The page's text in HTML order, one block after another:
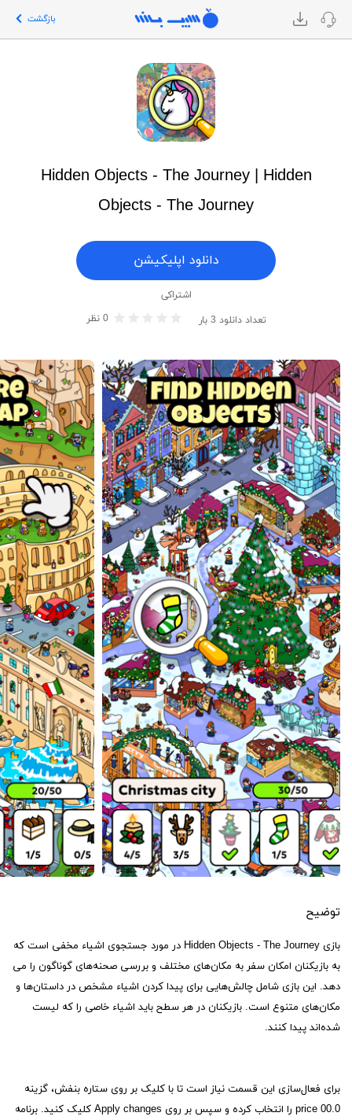
بازگشت
Hidden Objects - The Journey | Hidden
Objects - The Journey
دانلود اپلیکیشن
اشتراکی
تعداد دانلود 3 بار 0 نظر
توضیح
بازی Hidden Objects - The Journey در مورد جستجوی اشیاء مخفی است که
به بازیکنان امکان سفر به مکان‌های مختلف و بررسی صحنه‌های گوناگون را می
دهد. این بازی شامل چالش‌هایی برای پیدا کردن اشیاء مشخص در داستان‌ها و
مکان‌های متنوع است. بازیکنان در هر سطح باید اشیاء خاصی را که لیست
شده‌اند پیدا کنند.
برای فعال‌سازی این قسمت نیاز است تا با کلیک بر روی ستاره بنفش، گزینه
00.0 price را انتخاب کرده و سپس بر روی Apply changes کلیک کنید. برنامه